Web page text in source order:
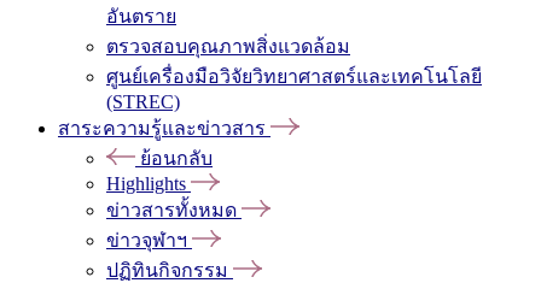
อันตราย
ตรวจสอบคุณภาพสิ่งแวดล้อม
ศูนย์เครื่องมือวิจัยวิทยาศาสตร์และเทคโนโลยี
(STREC)
สาระความรู้และข่าวสาร
ย้อนกลับ
Highlights
ข่าวสารทั้งหมด
ข่าวจุฬาฯ
ปฏิทินกิจกรรม